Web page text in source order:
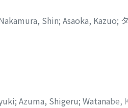
Shin; Asaoka, Kazuo;
; Azuma, Shigeru; Watanabe,